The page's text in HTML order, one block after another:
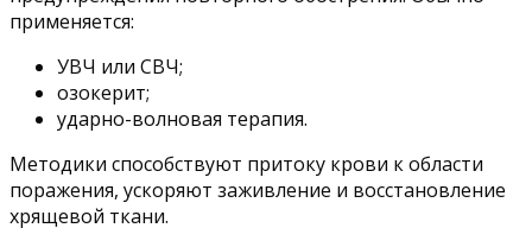
применяется:
УВЧ или СВЧ;
озокерит;
ударно-волновая терапия.
Методики способствуют притоку крови к области
поражения, ускоряют заживление и восстановление
хрящевой ткани.